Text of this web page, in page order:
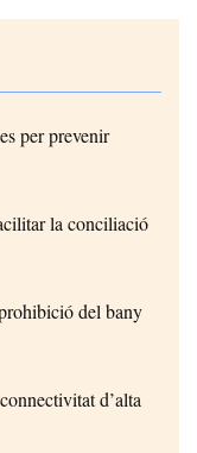
per prevenir
la conciliació
del bany
d’alta